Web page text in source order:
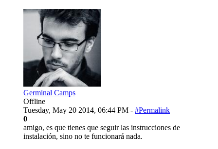
Germinal Camps
Offline
Tuesday, May 20 2014, 06:44 PM - #Permalink
0
amigo, es que tienes que seguir las instrucciones de
instalación, sino no te funcionará nada.